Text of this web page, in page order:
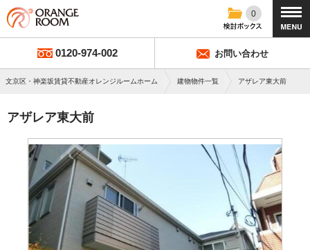
0
0120-974-002 お問い合わせ
文京区・神楽坂賃貸不動産オレンジルームホーム 建物物件一覧 アザレア東大前
アザレア東大前